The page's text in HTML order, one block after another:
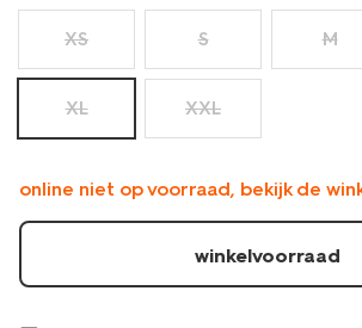
XS S M
XL XXL
online niet op voorraad, bekijk de
winkelvoorraad